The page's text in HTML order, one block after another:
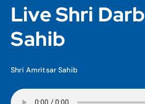
Live Shri
Sahib
Shri Amritsar Sahib